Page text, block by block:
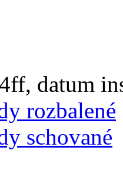
datum
rozbalené
schované